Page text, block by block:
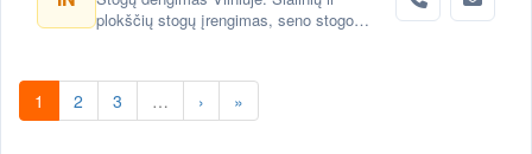
plokščių stogų įrengimas, seno stogo
Vilniuje. Stogų remonto darbai, stogo
renovacija Vilniuje.
1 2 3 … › »